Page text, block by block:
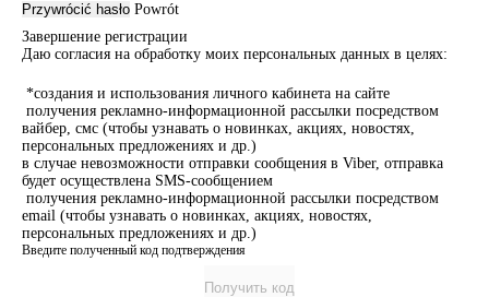
Przywrócić hasło Powrót
Завершение регистрации
Даю согласия на обработку моих персональных данных в целях:
*создания и использования личного кабинета на сайте
получения рекламно-информационной рассылки посредством
вайбер, смс (чтобы узнавать о новинках, акциях, новостях,
персональных предложениях и др.)
в случае невозможности отправки сообщения в Viber, отправка
будет осуществлена SMS-сообщением
получения рекламно-информационной рассылки посредством
email (чтобы узнавать о новинках, акциях, новостях,
персональных предложениях и др.)
Введите полученный код подтверждения
Получить код